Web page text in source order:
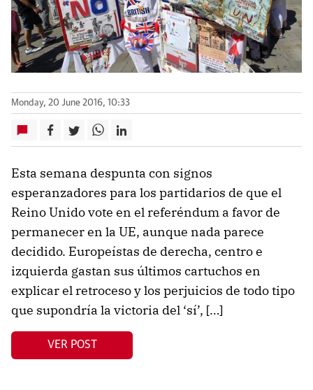
Monday, 20 June 2016, 10:33
Esta semana despunta con signos
esperanzadores para los partidarios de que el
Reino Unido vote en el referéndum a favor de
permanecer en la UE, aunque nada parece
decidido. Europeístas de derecha, centro e
izquierda gastan sus últimos cartuchos en
explicar el retroceso y los perjuicios de todo tipo
que supondría la victoria del ‘sí’, […]
VER POST